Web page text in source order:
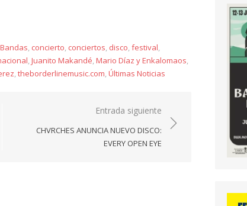
Bandas, concierto, conciertos, disco,festival,
,Juanito Makandé,Mario Díaz y Enkalomaos,
,theborderlinemusic.com,Últimas Noticias
Entrada siguiente
CHVRCHES ANUNCIA NUEVO DISCO:
EVERY OPEN EYE